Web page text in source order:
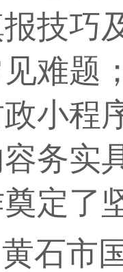
技巧
难题
小程
务实
定了
石市